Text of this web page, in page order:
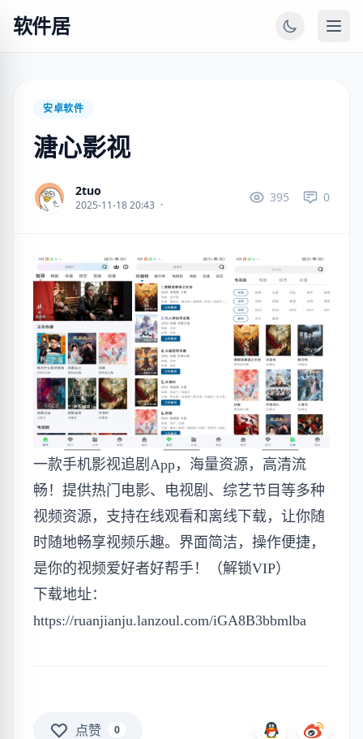
软件居
安卓软件
溏心影视
2tuo
2025-11-18 20:43 ·
395 0
一款手机影视追剧App，海量资源，高清流
畅！提供热门电影、电视剧、综艺节目等多种
视频资源，支持在线观看和离线下载，让你随
时随地畅享视频乐趣。界面简洁，操作便捷，
是你的视频爱好者好帮手！（解锁VIP）
下载地址：
https://ruanjianju.lanzoul.com/iGA8B3bbmlba
点赞 0